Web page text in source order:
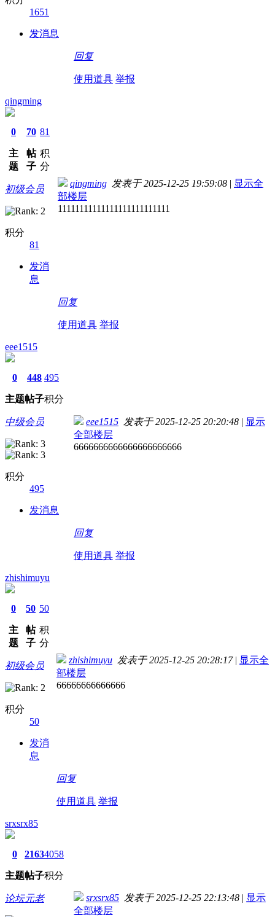
1651
发消息
回复
使用道具 举报
qingming
0
主
题
70
帖
子
81
积
分
初级会员
积分
81
发消
息
qingming 发表于 2025-12-25 19:59:08 | 显示全
部楼层
11111111111111111111111111
回复
使用道具 举报
eee1515
0
主题
448
帖子
495
积分
中级会员
积分
495
发消息
eee1515 发表于 2025-12-25 20:20:48 | 显示
全部楼层
6666666666666666666666
回复
使用道具 举报
zhishimuyu
0
主
题
50
帖
子
50
积
分
初级会员
积分
50
发消
息
zhishimuyu 发表于 2025-12-25 20:28:17 | 显示全
部楼层
66666666666666
回复
使用道具 举报
srxsrx85
0
主题
2163
帖子
4058
积分
论坛元老 srxsrx85 发表于 2025-12-25 22:13:48 | 显示
全部楼层